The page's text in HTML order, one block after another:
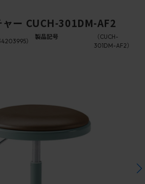
ャー CUCH-301DM-AF2
）
製品記号
（CUCH-
301DM-AF2）